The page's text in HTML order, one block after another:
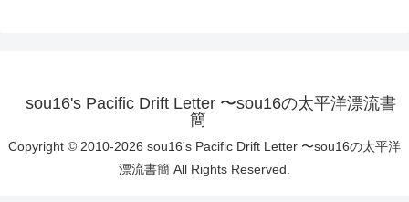
sou16's Pacific Drift Letter 〜sou16の太平洋漂流書
簡
Copyright © 2010-2026 sou16's Pacific Drift Letter 〜sou16の太平洋
漂流書簡 All Rights Reserved.